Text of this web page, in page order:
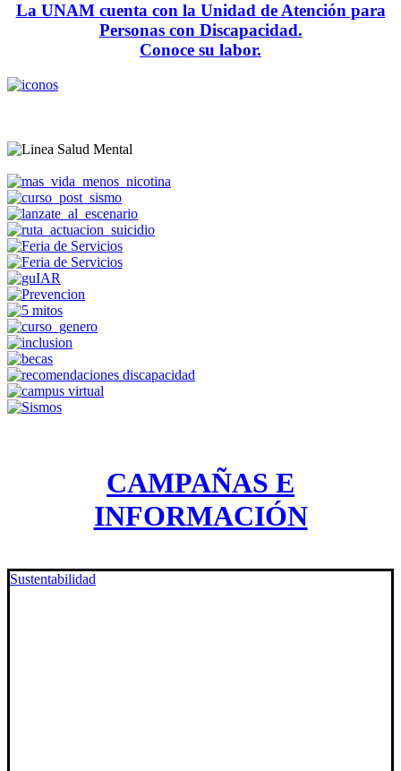
La UNAM cuenta con la Unidad de Atención para
Personas con Discapacidad.
Conoce su labor.
CAMPAÑAS E
INFORMACIÓN
Sustentabilidad